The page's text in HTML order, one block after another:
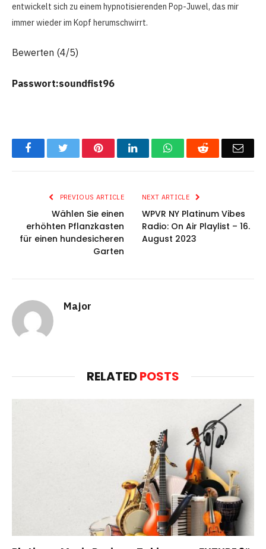
entwickelt sich zu einem hypnotisierenden Pop-Juwel, das mir
immer wieder im Kopf herumschwirrt.
Bewerten (4/5)
Passwort:soundfist96
FacebookTwitter PinterestLinkedInWhatsAppReddit
PREVIOUS ARTICLE
Wählen Sie einen
erhöhten Pflanzkasten
für einen hundesicheren
Garten
NEXT ARTICLE
WPVR NY Platinum Vibes
Radio: On Air Playlist – 16.
August 2023
Major
RELATEDPOSTS